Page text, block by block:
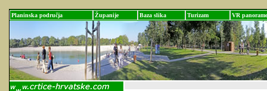
Planinska područja Županije Baza slika Turizam VR panorame